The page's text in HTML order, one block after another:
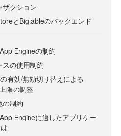
ザクション
とBigtableのバックエンド
Engineの制約
スの使用制約
有効/無効切り替えによる
限の調整
の制約
Engineに適したアプリケー